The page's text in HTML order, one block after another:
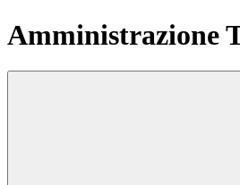
Amministrazione